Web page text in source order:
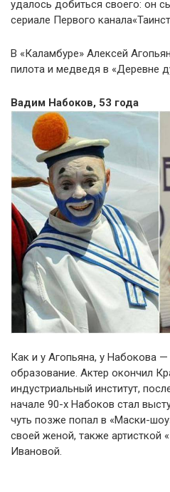
удалось добиться своего: он
сериале Первого
В «Каламбуре» Алексей
пилота и медведя в «Деревне
Вадим Набоков, 53 года
Как и у Агопьяна, у Набокова —
образование. Актер окончил
индустриальный институт,
начале 90-х Набоков стал
чуть позже попал в «Маски-
своей женой, также артисткой
Ивановой.